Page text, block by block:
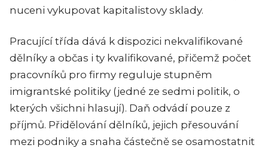
nuceni vykupovat kapitalistovy sklady.
Pracující třída dává k dispozici nekvalifikované
dělníky a občas i ty kvalifikované, přičemž počet
pracovníků pro firmy reguluje stupněm
imigrantské politiky (jedné ze sedmi politik, o
kterých všichni hlasují). Daň odvádí pouze z
příjmů. Přidělování dělníků, jejich přesouvání
mezi podniky a snaha částečně se osamostatnit